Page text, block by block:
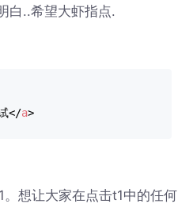
白..希望大虾指点.
</a>
想让大家在点击t1中的任何